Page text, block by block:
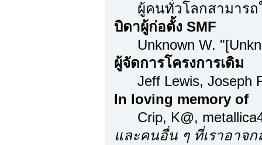
ผู้คนทั่วโลกสามารถ
บิดาผู้ก่อตั้ง SMF
Unknown W.
ผู้จัดการโครงการเดิม
Jeff Lewis, Joseph
In loving memory of
Crip, K@,
และคนอื่น ๆ ที่เราอาจ